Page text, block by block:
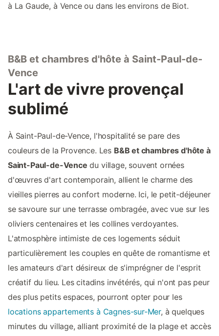
à La Gaude, à Vence ou dans les environs de Biot.
B&B et chambres d'hôte à Saint-Paul-de-
Vence
L'art de vivre provençal
sublimé
À Saint-Paul-de-Vence, l'hospitalité se pare des
couleurs de la Provence. Les B&B et chambres d'hôte à
Saint-Paul-de-Vence du village, souvent ornées
d'œuvres d'art contemporain, allient le charme des
vieilles pierres au confort moderne. Ici, le petit-déjeuner
se savoure sur une terrasse ombragée, avec vue sur les
oliviers centenaires et les collines verdoyantes.
L'atmosphère intimiste de ces logements séduit
particulièrement les couples en quête de romantisme et
les amateurs d'art désireux de s'imprégner de l'esprit
créatif du lieu. Les citadins invétérés, qui n'ont pas peur
des plus petits espaces, pourront opter pour les
locations appartements à Cagnes-sur-Mer, à quelques
minutes du village, alliant proximité de la plage et accès